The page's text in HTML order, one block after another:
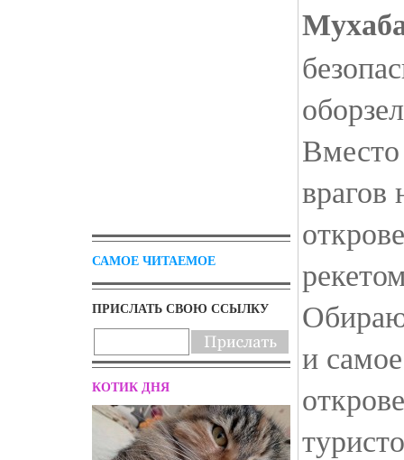
САМОЕ ЧИТАЕМОЕ
ПРИСЛАТЬ СВОЮ ССЫЛКУ
КОТИК ДНЯ
врагов
и